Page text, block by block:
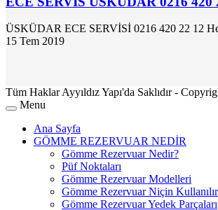
ÜSKÜDAR ECE SERVİSİ 0216 420 22 12
15 Tem 2019
Tüm Haklar Ayyıldız Yapı'da Saklıdır -
Menu
Ana Sayfa
GÖMME REZERVUAR NEDİR
Gömme Rezervuar Nedir?
Püf Noktaları
Gömme Rezervuar Modelleri
Gömme Rezervuar Niçin Kullanılır
Gömme Rezervuar Yedek Parçaları